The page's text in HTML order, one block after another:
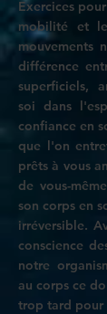
Exercices
mobilité et
mouvements
différence
superficiels,
soi dans
confiance en
que l'on
prêts à vous
de vous-
son corps en
irréversible.
conscience
notre
au corps ce
trop tard pour